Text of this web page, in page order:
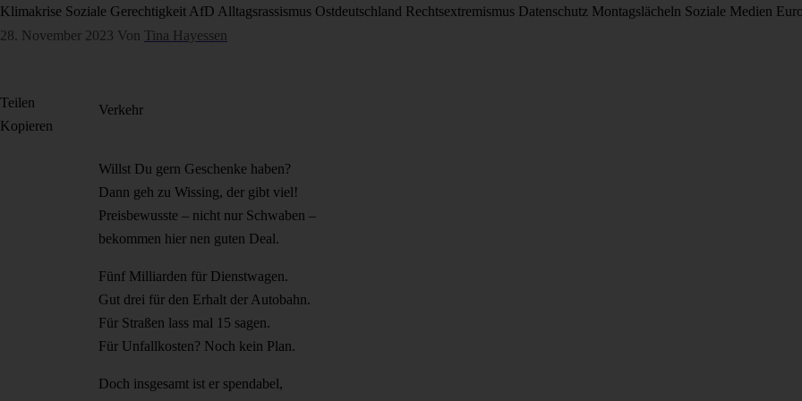
Klimakrise Soziale Gerechtigkeit AfD Alltagsrassismus Ostdeutschland Rechtsextremismus Datenschutz Montagslächeln Soziale Medien
28. November 2023 Von Tina Hayessen
Verkehr
Willst Du gern Geschenke haben?
Dann geh zu Wissing, der gibt viel!
Preisbewusste – nicht nur Schwaben –
bekommen hier nen guten Deal.
Fünf Milliarden für Dienstwagen.
Gut drei für den Erhalt der Autobahn.
Für Straßen lass mal 15 sagen.
Für Unfallkosten? Noch kein Plan.
Doch insgesamt ist er spendabel,
Teilen
Kopieren